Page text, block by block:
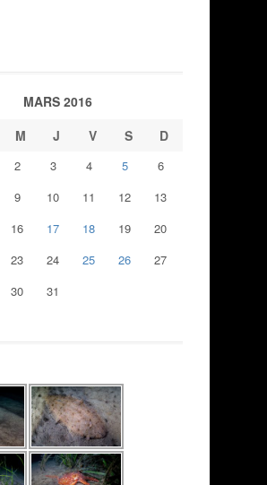
MARS 2016
M J V S D
2 3 4 5
6
9 10 11 12
13
16 17 18 19
20
23 24 25 26
27
30
31